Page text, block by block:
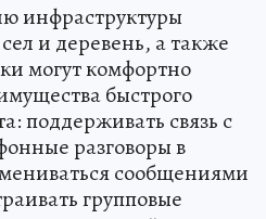
инфраструктуры
и деревень, а также
могут комфортно
быстрого
поддерживать связь с
разговоры в
сообщениями
групповые